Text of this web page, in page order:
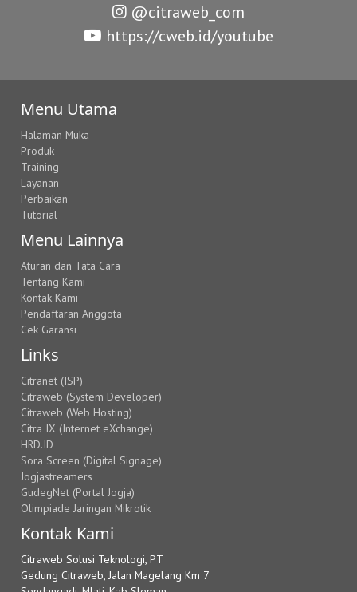
@citraweb_com
https://cweb.id/youtube
Menu Utama
Halaman Muka
Produk
Training
Layanan
Perbaikan
Tutorial
Menu Lainnya
Aturan dan Tata Cara
Tentang Kami
Kontak Kami
Pendaftaran Anggota
Cek Garansi
Links
Citranet (ISP)
Citraweb (System Developer)
Citraweb (Web Hosting)
Citra IX (Internet eXchange)
HRD.ID
Sora Screen (Digital Signage)
Jogjastreamers
GudegNet (Portal Jogja)
Olimpiade Jaringan Mikrotik
Kontak Kami
Citraweb Solusi Teknologi, PT
Gedung Citraweb, Jalan Magelang Km 7